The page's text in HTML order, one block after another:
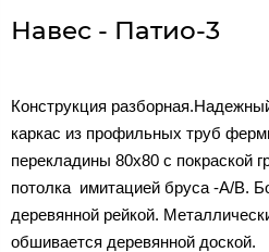
Навес - Патио-3
Конструкция
каркас из профильных труб
перекладины 80х80 с покраской
потолка имитацией бруса -A/B.
деревянной рейкой.
обшивается деревянной доской.